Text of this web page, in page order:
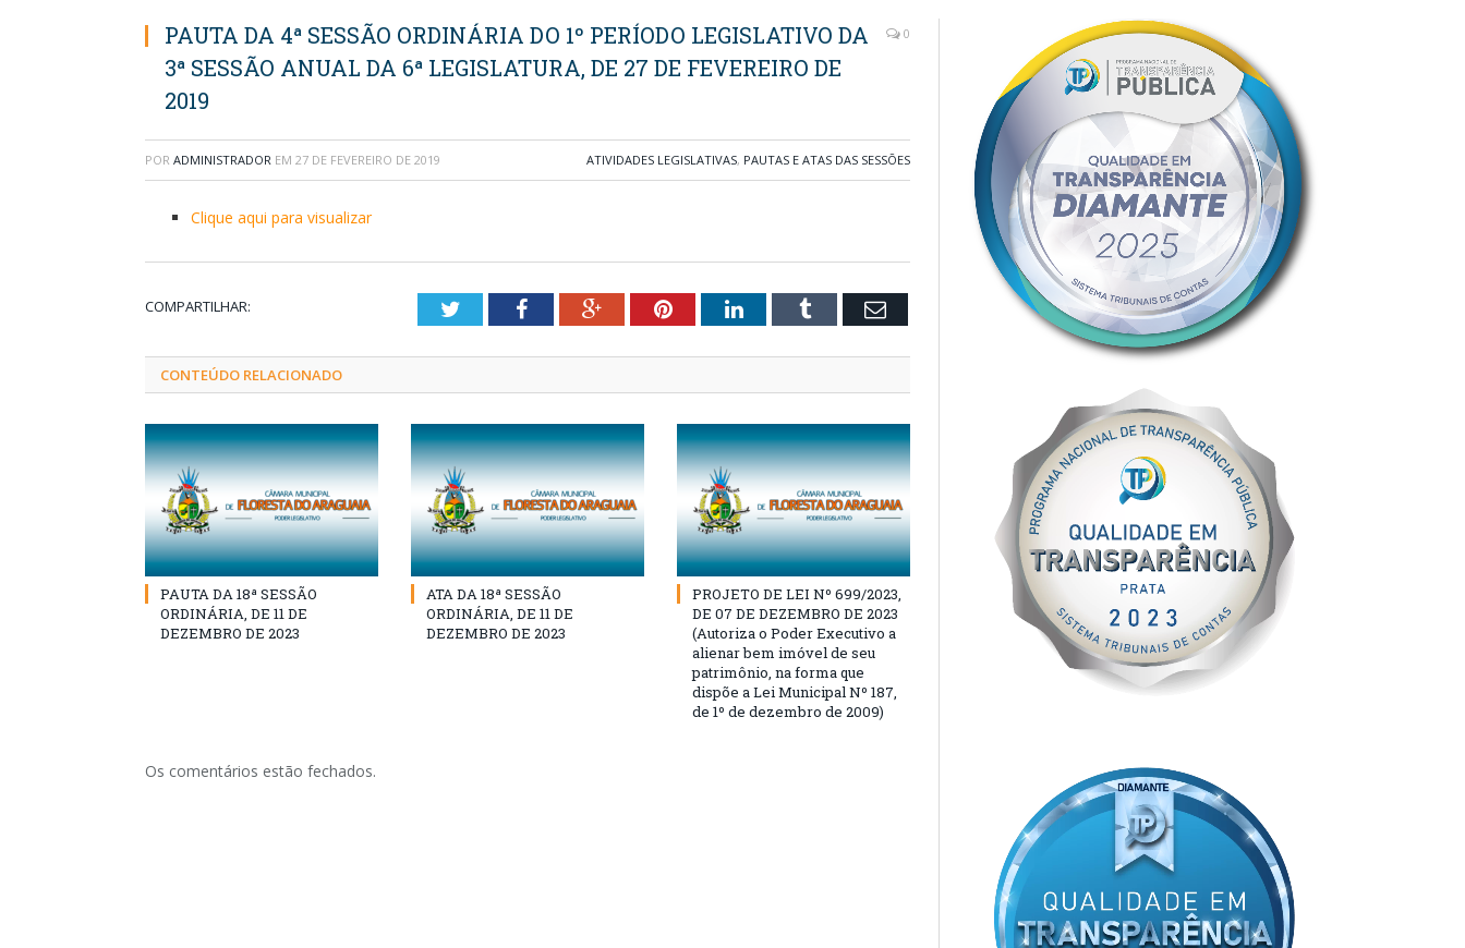
PAUTA DA 4ª SESSÃO ORDINÁRIA DO 1º PERÍODO LEGISLATIVO DA
3ª SESSÃO ANUAL DA 6ª LEGISLATURA, DE 27 DE FEVEREIRO DE
2019
0
POR ADMINISTRADOR EM 27 DE FEVEREIRO DE 2019 ATIVIDADES LEGISLATIVAS, PAUTAS E ATAS DAS SESSÕES
Clique aqui para visualizar
COMPARTILHAR: TwitterFacebookGoogle+PinterestLinkedInTumblr Email
CONTEÚDO RELACIONADO
PAUTA DA 18ª SESSÃO
ORDINÁRIA, DE 11 DE
DEZEMBRO DE 2023
ATA DA 18ª SESSÃO
ORDINÁRIA, DE 11 DE
DEZEMBRO DE 2023
PROJETO DE LEI Nº 699/2023,
DE 07 DE DEZEMBRO DE 2023
(Autoriza o Poder Executivo a
alienar bem imóvel de seu
patrimônio, na forma que
dispõe a Lei Municipal Nº 187,
de 1º de dezembro de 2009)
Os comentários estão fechados.